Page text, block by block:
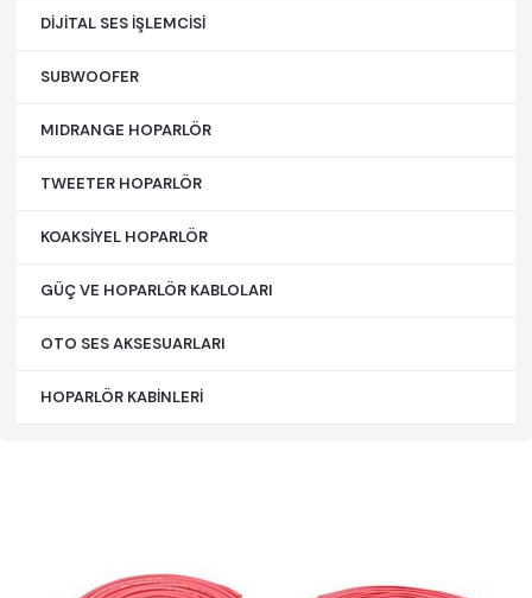
DİJİTAL SES İŞLEMCİSİ
SUBWOOFER
MIDRANGE HOPARLÖR
TWEETER HOPARLÖR
KOAKSİYEL HOPARLÖR
GÜÇ VE HOPARLÖR KABLOLARI
OTO SES AKSESUARLARI
HOPARLÖR KABİNLERİ